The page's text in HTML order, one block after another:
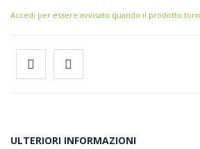
Accedi per essere avvisato quando il prodotto
ULTERIORI INFORMAZIONI